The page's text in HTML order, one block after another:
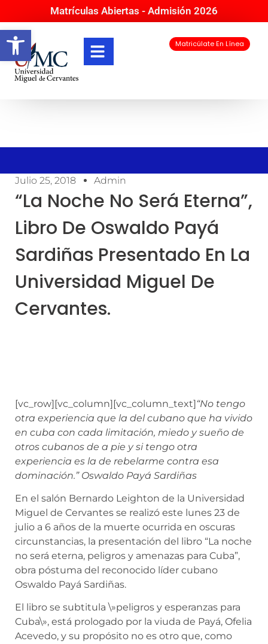
Abrir barra de herramientas
Matrículas Abiertas - Admisión 2026
Matricúlate En Línea
Julio 25, 2018 Admin
“La Noche No Será Eterna”,
Libro De Oswaldo Payá
Sardiñas Presentado En La
Universidad Miguel De
Cervantes.
[vc_row][vc_column][vc_column_text]“No tengo
otra experiencia que la del cubano que ha vivido
en cuba con cada limitación, miedo y sueño de
otros cubanos de a pie y si tengo otra
experiencia es la de rebelarme contra esa
dominación.” Oswaldo Payá Sardiñas
En el salón Bernardo Leighton de la Universidad
Miguel de Cervantes se realizó este lunes 23 de
julio a 6 años de la muerte ocurrida en oscuras
circunstancias, la presentación del libro “La noche
no será eterna, peligros y amenazas para Cuba”,
obra póstuma del reconocido líder cubano
Oswaldo Payá Sardiñas.
El libro se subtitula \»peligros y esperanzas para
Cuba\», está prologado por la viuda de Payá, Ofelia
Acevedo, y su propósito no es otro que, como